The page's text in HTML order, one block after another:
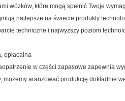
wózków, które mogą spełnić Twoje
najlepsze na świecie produkty
techniczne i najwyższy poziom
opłacalna
w części zapasowe zapewnia
możemy aranżować produkcję dokładnie